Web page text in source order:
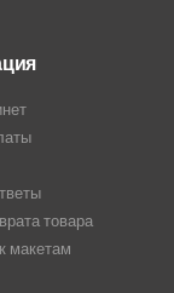
товара
макетам